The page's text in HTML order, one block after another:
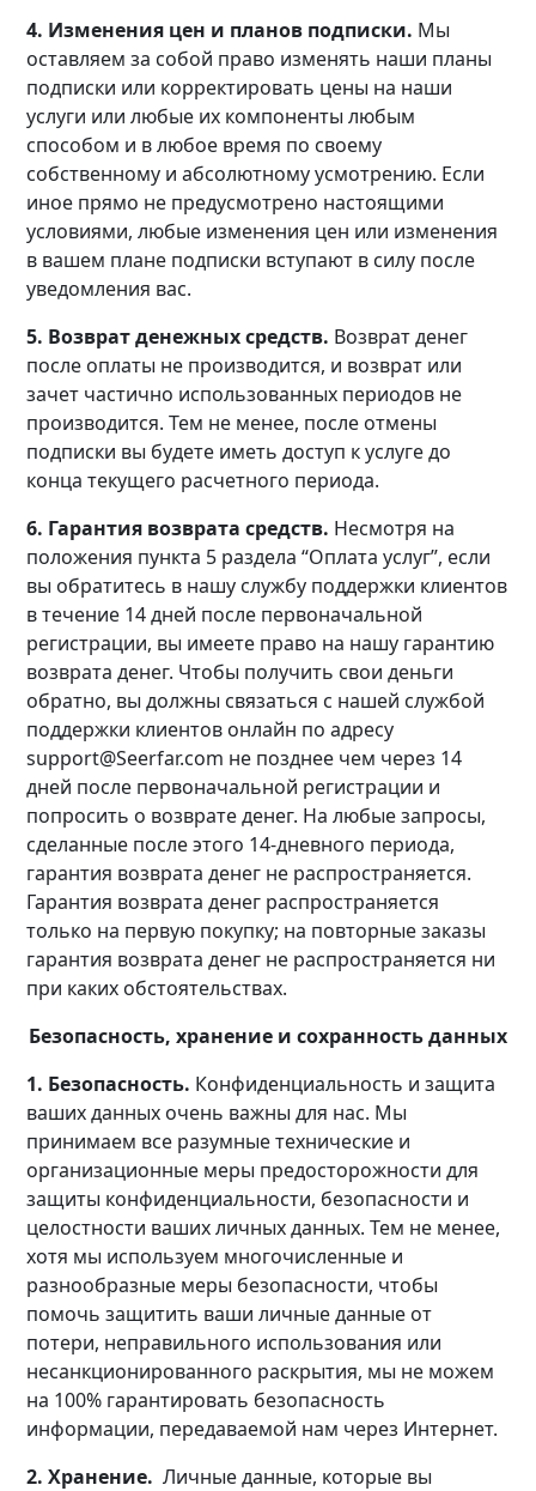
4. Изменения цен и планов подписки. Мы
оставляем за собой право изменять наши планы
подписки или корректировать цены на наши
услуги или любые их компоненты любым
способом и в любое время по своему
собственному и абсолютному усмотрению. Если
иное прямо не предусмотрено настоящими
условиями, любые изменения цен или изменения
в вашем плане подписки вступают в силу после
уведомления вас.
5. Возврат денежных средств. Возврат денег
после оплаты не производится, и возврат или
зачет частично использованных периодов не
производится. Тем не менее, после отмены
подписки вы будете иметь доступ к услуге до
конца текущего расчетного периода.
6. Гарантия возврата средств. Несмотря на
положения пункта 5 раздела “Оплата услуг”, если
вы обратитесь в нашу службу поддержки клиентов
в течение 14 дней после первоначальной
регистрации, вы имеете право на нашу гарантию
возврата денег. Чтобы получить свои деньги
обратно, вы должны связаться с нашей службой
поддержки клиентов онлайн по адресу
support@Seerfar.com не позднее чем через 14
дней после первоначальной регистрации и
попросить о возврате денег. На любые запросы,
сделанные после этого 14-дневного периода,
гарантия возврата денег не распространяется.
Гарантия возврата денег распространяется
только на первую покупку; на повторные заказы
гарантия возврата денег не распространяется ни
при каких обстоятельствах.
Безопасность, хранение и сохранность данных
1. Безопасность. Конфиденциальность и защита
ваших данных очень важны для нас. Мы
принимаем все разумные технические и
организационные меры предосторожности для
защиты конфиденциальности, безопасности и
целостности ваших личных данных. Тем не менее,
хотя мы используем многочисленные и
разнообразные меры безопасности, чтобы
помочь защитить ваши личные данные от
потери, неправильного использования или
несанкционированного раскрытия, мы не можем
на 100% гарантировать безопасность
информации, передаваемой нам через Интернет.
2. Хранение.Личные данные, которые вы